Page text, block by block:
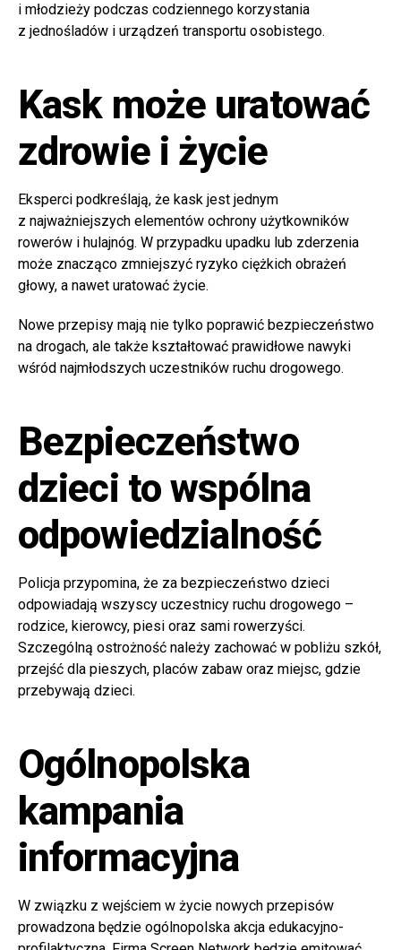
i młodzieży podczas codziennego korzystania
z jednośladów i urządzeń transportu osobistego.
Kask może uratować
zdrowie i życie
Eksperci podkreślają, że kask jest jednym
z najważniejszych elementów ochrony użytkowników
rowerów i hulajnóg. W przypadku upadku lub zderzenia
może znacząco zmniejszyć ryzyko ciężkich obrażeń
głowy, a nawet uratować życie.
Nowe przepisy mają nie tylko poprawić bezpieczeństwo
na drogach, ale także kształtować prawidłowe nawyki
wśród najmłodszych uczestników ruchu drogowego.
Bezpieczeństwo
dzieci to wspólna
odpowiedzialność
Policja przypomina, że za bezpieczeństwo dzieci
odpowiadają wszyscy uczestnicy ruchu drogowego –
rodzice, kierowcy, piesi oraz sami rowerzyści.
Szczególną ostrożność należy zachować w pobliżu szkół,
przejść dla pieszych, placów zabaw oraz miejsc, gdzie
przebywają dzieci.
Ogólnopolska
kampania
informacyjna
W związku z wejściem w życie nowych przepisów
prowadzona będzie ogólnopolska akcja edukacyjno-